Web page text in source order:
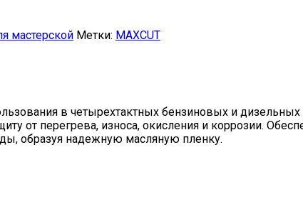
мастерской Метки: MAXCUT
в четырехтактных бензиновых и дизельных
от перегрева, износа, окисления и коррозии.
образуя надежную масляную пленку.